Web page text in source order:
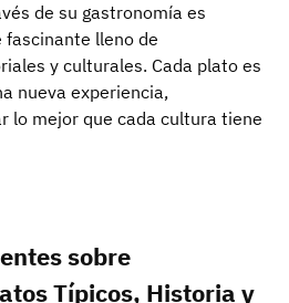
de su gastronomía es
fascinante lleno de
y culturales. Cada plato es
nueva experiencia,
lo mejor que cada cultura tiene
sobre
Típicos, Historia y